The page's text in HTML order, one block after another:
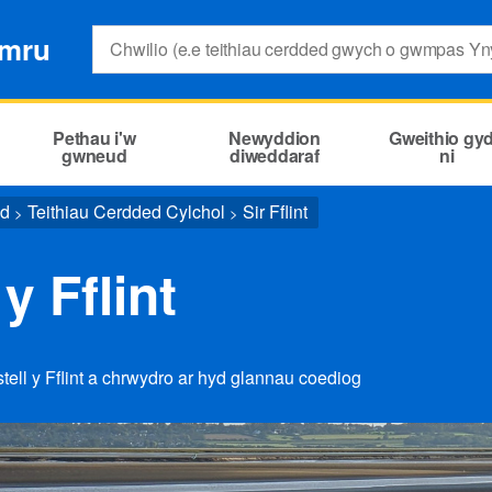
Search:
Pethau i'w
gwneud
Newyddion
diweddaraf
Gweithio
ni
> Teithiau Cerdded Cylchol > Sir Fflint
Fflint
y Fflint a chrwydro ar hyd glannau coediog